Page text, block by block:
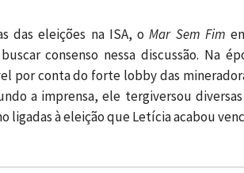
das eleições na ISA, oMar Sem Fim
consenso nessa discussão. Na
por conta do forte lobby das
a imprensa, ele tergiversou
ligadas à eleição que Letícia acabou